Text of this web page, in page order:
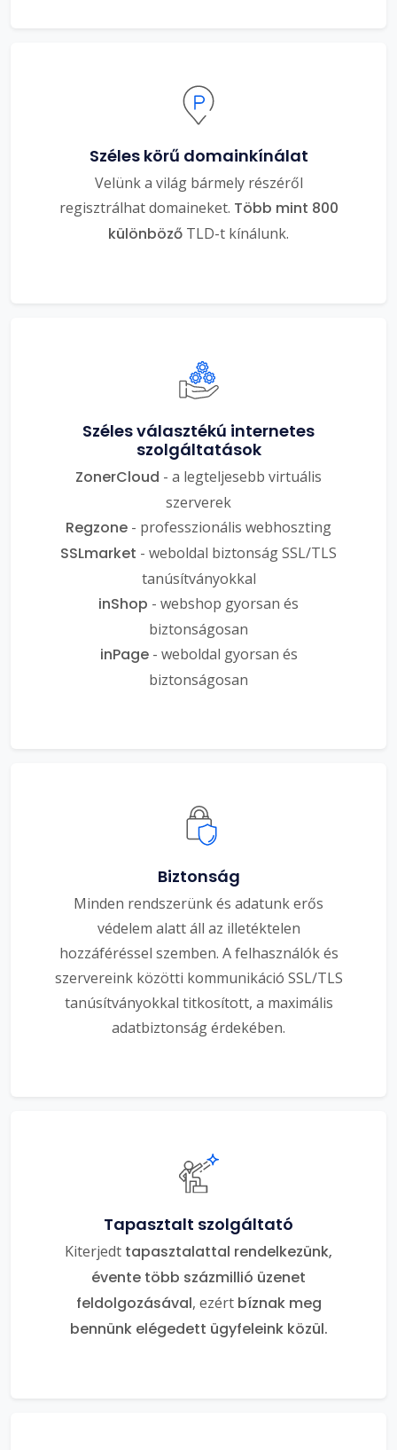
Széles körű domainkínálat
Velünk a világ bármely részéről
regisztrálhat domaineket. Több mint 800
különböző TLD-t kínálunk.
Széles választékú internetes
szolgáltatások
ZonerCloud - a legteljesebb virtuális
szerverek
Regzone - professzionális webhoszting
SSLmarket - weboldal biztonság SSL/TLS
tanúsítványokkal
inShop - webshop gyorsan és
biztonságosan
inPage- weboldal gyorsan és
biztonságosan
Biztonság
Minden rendszerünk és adatunk erős
védelem alatt áll az illetéktelen
hozzáféréssel szemben. A felhasználók és
szervereink közötti kommunikáció SSL/TLS
tanúsítványokkal titkosított, a maximális
adatbiztonság érdekében.
Tapasztalt szolgáltató
Kiterjedt tapasztalattal rendelkezünk,
évente több százmillió üzenet
feldolgozásával, ezért bíznak meg
bennünk elégedett ügyfeleink közül.